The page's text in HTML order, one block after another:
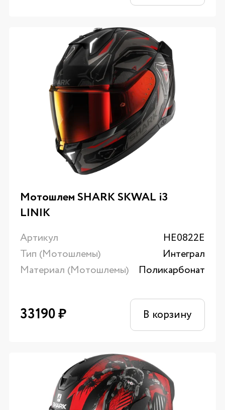
Мотошлем SHARK SKWAL i3
LINIK
Артикул
HE0822E
Тип (Мотошлемы)
Интеграл
Материал (Мотошлемы)
Поликарбонат
33190₽ В корзину